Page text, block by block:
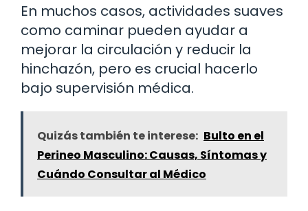
En muchos casos, actividades suaves
como caminar pueden ayudar a
mejorar la circulación y reducir la
hinchazón, pero es crucial hacerlo
bajo supervisión médica.
Quizás también te interese: Bulto en el
Perineo Masculino: Causas, Síntomas y
Cuándo Consultar al Médico